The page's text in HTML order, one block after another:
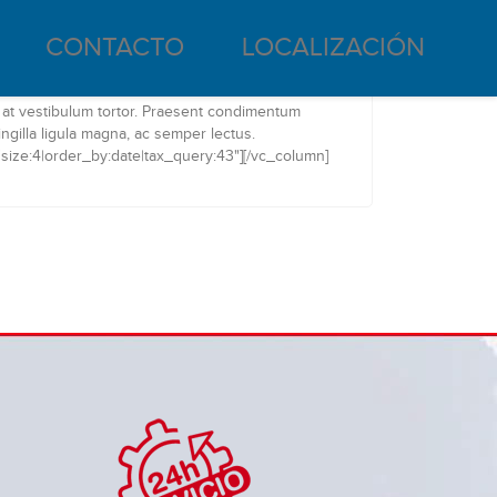
CONTACTO LOCALIZACIÓN
vestibulum tortor. Praesent condimentum
ligula magna, ac semper lectus.
vc_column]